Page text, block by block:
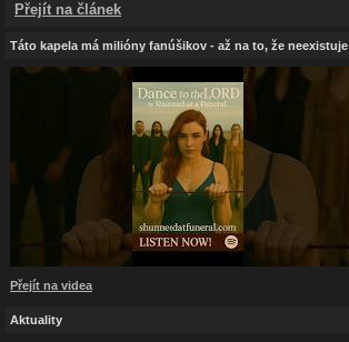
Přejít na článek
Táto kapela má milióny fanúšikov - až na to, že neexistuje
Přejít na videa
Aktuality